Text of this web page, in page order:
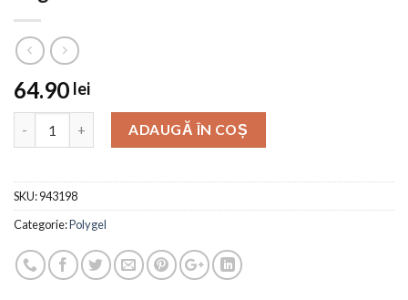
64.90 lei
ADAUGĂ ÎN COȘ
SKU:943198
Categorie:Polygel